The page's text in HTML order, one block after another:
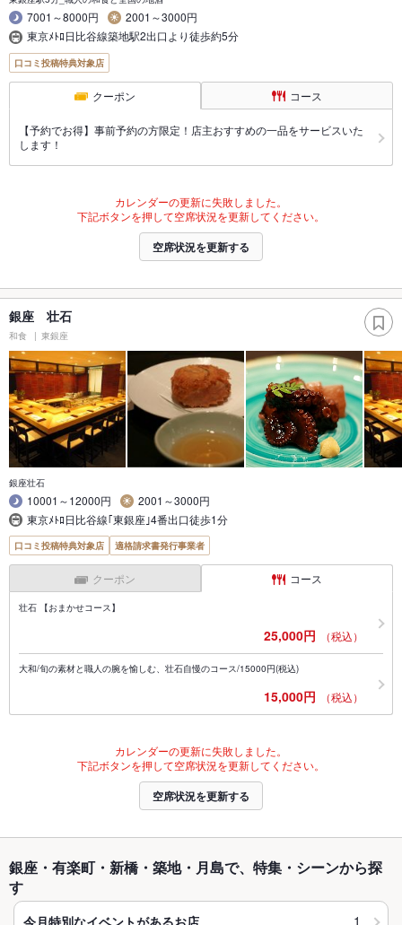
7001～8000円
2001～3000円
東京ﾒﾄﾛ日比谷線築地駅2出口より徒歩約5分
口コミ投稿特典対象店
クーポン コース
【予約でお得】事前予約の方限定！店主おすすめの一品をサービスいた
します！
カレンダーの更新に失敗しました。
下記ボタンを押して空席状況を更新してください。
空席状況を更新する
銀座 壮石
和食 東銀座
銀座壮石
10001～12000円
2001～3000円
東京ﾒﾄﾛ日比谷線｢東銀座｣4番出口徒歩1分
口コミ投稿特典対象店 適格請求書発行事業者
クーポン コース
壮石 【おまかせコース】
25,000円 （税込）
大和/旬の素材と職人の腕を愉しむ、壮石自慢のコース/15000円(税込)
15,000円 （税込）
カレンダーの更新に失敗しました。
下記ボタンを押して空席状況を更新してください。
空席状況を更新する
銀座・有楽町・新橋・築地・月島で、特集・シーンから探
す
今月特別なイベントがあるお店 1